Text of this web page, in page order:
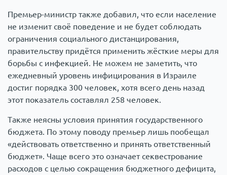
Премьер-министр также добавил, что если население
не изменит своё поведение и не будет соблюдать
ограничения социального дистанцирования,
правительству придётся применить жёсткие меры для
борьбы с инфекцией. Не можем не заметить, что
ежедневный уровень инфицирования в Израиле
достиг порядка 300 человек, хотя всего день назад
этот показатель составлял 258 человек.
Также неясны условия принятия государственного
бюджета. По этому поводу премьер лишь пообещал
«действовать ответственно и принять ответственный
бюджет». Чаще всего это означает секвестрование
расходов с целью сокращения бюджетного дефицита,